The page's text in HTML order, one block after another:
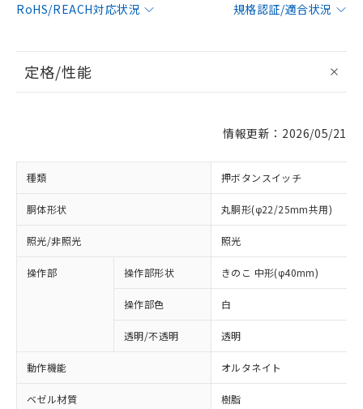
RoHS/REACH対応状況
規格認証/適合状況
定格/性能
情報更新：2026/05/21
種類 押ボタンスイッチ
胴体形状 丸胴形(φ22/25mm共用)
照光/非照光 照光
操作部 操作部形状 きのこ 中形(φ40mm)
操作部色 白
透明/不透明 透明
動作機能 オルタネイト
ベゼル材質 樹脂